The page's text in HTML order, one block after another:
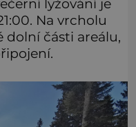
lyžování je
Na vrcholu
dolní části areálu,